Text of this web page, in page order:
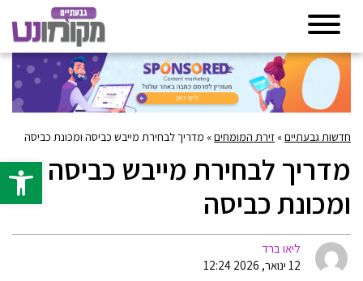
פתח
חדשות גבעתיים» זירת המומחים» מדריך לבחירת מייבש כביסה ומכונת כביסה
מדריך לבחירת מייבש כביסה
ומכונת כביסה
ליאו ברד
12 ינואר, 2026 12:24